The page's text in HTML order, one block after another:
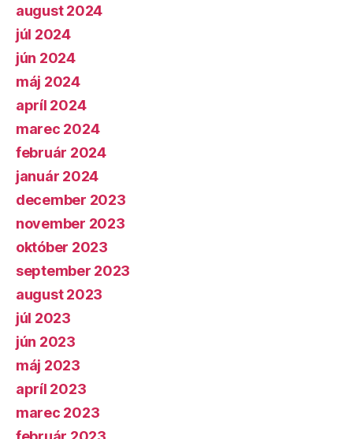
august 2024
júl 2024
jún 2024
máj 2024
apríl 2024
marec 2024
február 2024
január 2024
december 2023
november 2023
október 2023
september 2023
august 2023
júl 2023
jún 2023
máj 2023
apríl 2023
marec 2023